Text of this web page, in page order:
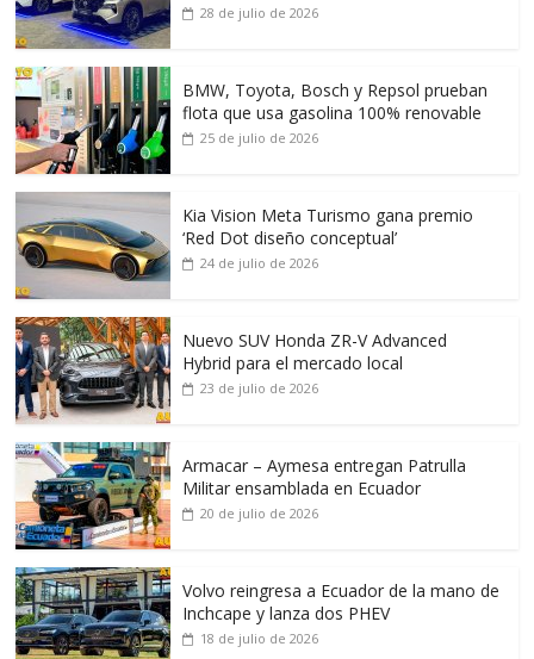
28 de julio de 2026
BMW, Toyota, Bosch y Repsol prueban
flota que usa gasolina 100% renovable
25 de julio de 2026
Kia Vision Meta Turismo gana premio
‘Red Dot diseño conceptual’
24 de julio de 2026
Nuevo SUV Honda ZR-V Advanced
Hybrid para el mercado local
23 de julio de 2026
Armacar – Aymesa entregan Patrulla
Militar ensamblada en Ecuador
20 de julio de 2026
Volvo reingresa a Ecuador de la mano de
Inchcape y lanza dos PHEV
18 de julio de 2026